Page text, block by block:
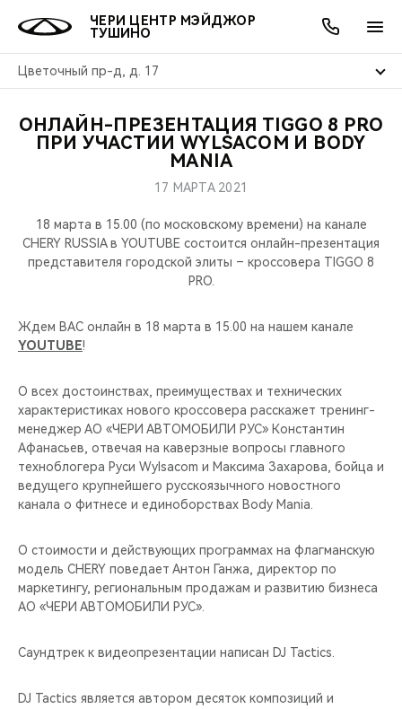
ЧЕРИ ЦЕНТР МЭЙДЖОР
ТУШИНО
Цветочный пр-д, д. 17
МОДЕЛИ
КРОССОВЕРЫ
НОВИНКИ
ПОКУПАТЕЛЯМ
КРЕДИТ И СТРАХОВАНИЕ
ВЛАДЕЛЬЦАМ
ЗАПЧАСТИ И АКСЕССУАРЫ
ПОДДЕРЖКА
МИР CHERY
О БРЕНДЕ
CHERY В СОЦСЕТЯХ
CHERY И СПОРТ
НАШИ МЕРОПРИЯТИЯ
CHERY ДЛЯ ДЕТЕЙ
АКЦИИ
ОНЛАЙН СЕРВИСЫ
КРЕДИТ
О КОМПАНИИ
МЫ В СОЦСЕТЯХ
ОНЛАЙН-ПРЕЗЕНТАЦИЯ TIGGO 8 PRO
ПРИ УЧАСТИИ WYLSACOM И BODY
MANIA
17 МАРТА 2021
18 марта в 15.00 (по московскому времени) на канале
CHERY RUSSIA в YOUTUBE состоится онлайн-презентация
представителя городской элиты – кроссовера TIGGO 8
PRO.
Ждем ВАС онлайн в 18 марта в 15.00 на нашем канале
YOUTUBE!
О всех достоинствах, преимуществах и технических
характеристиках нового кроссовера расскажет тренинг-
менеджер АО «ЧЕРИ АВТОМОБИЛИ РУС» Константин
Афанасьев, отвечая на каверзные вопросы главного
техноблогера Руси Wylsacom и Максима Захарова, бойца и
ведущего крупнейшего русскоязычного новостного
канала о фитнесе и единоборствах Body Mania.
О стоимости и действующих программах на флагманскую
модель CHERY поведает Антон Ганжа, директор по
маркетингу, региональным продажам и развитию бизнеса
АО «ЧЕРИ АВТОМОБИЛИ РУС».
Саундтрек к видеопрезентации написан DJ Tactics.
DJ Tactics является автором десяток композиций и